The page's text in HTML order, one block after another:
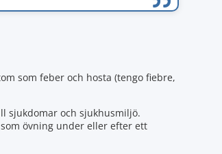
som feber och hosta (tengo fiebre,
sjukdomar och sjukhusmiljö.
övning under eller efter ett